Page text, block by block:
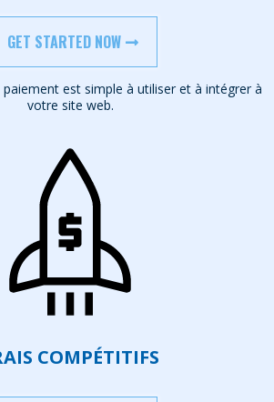
GET STARTED NOW
est simple à utiliser et à intégrer à
votre site web.
COMPÉTITIFS